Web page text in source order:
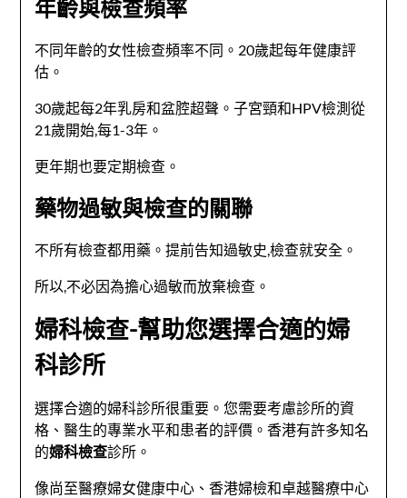
年齡與檢查頻率
不同年齡的女性檢查頻率不同。20歲起每年健康評
估。
30歲起每2年乳房和盆腔超聲。子宮頸和HPV檢測從
21歲開始,每1-3年。
更年期也要定期檢查。
藥物過敏與檢查的關聯
不所有檢查都用藥。提前告知過敏史,檢查就安全。
所以,不必因為擔心過敏而放棄檢查。
婦科檢查-幫助您選擇合適的婦
科診所
選擇合適的婦科診所很重要。您需要考慮診所的資
格、醫生的專業水平和患者的評價。香港有許多知名
的婦科檢查診所。
像尚至醫療婦女健康中心、香港婦檢和卓越醫療中心